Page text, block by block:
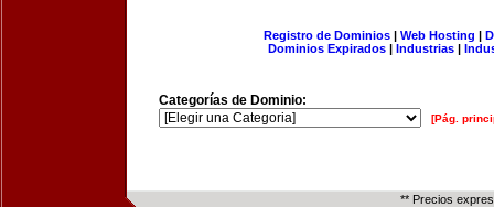
Registro de Dominios| Web Hosting |
Dominios Expirados | Industrias |
Categorías de Dominio:
[Pág.
** Precios